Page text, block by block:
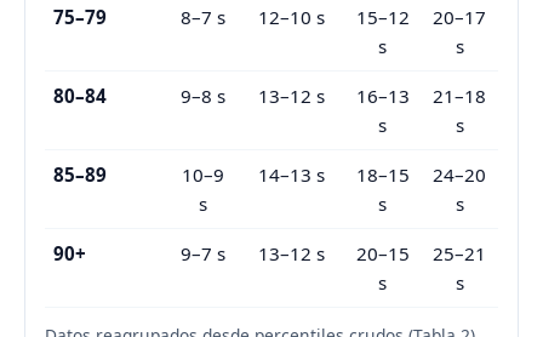
75–79 8–7 s 12–10 s
15–12
s
20–17
s
80–84 9–8 s 13–12 s
16–13
s
21–18
s
85–89
10–9
s
14–13 s
18–15
s
24–20
s
90+ 9–7 s 13–12 s
20–15
s
25–21
s